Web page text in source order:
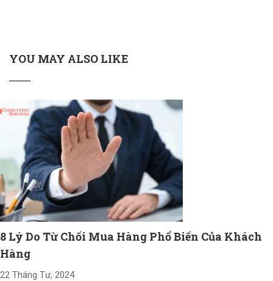
YOU MAY ALSO LIKE
8 Lý Do Từ Chối Mua Hàng Phổ Biến Của Khách
Hàng
22 Tháng Tư, 2024